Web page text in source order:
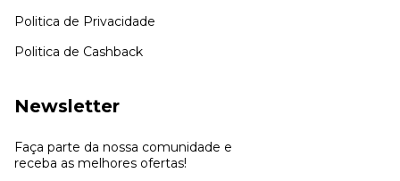
Politica de Privacidade
Politica de Cashback
Newsletter
Faça parte da nossa comunidade e
receba as melhores ofertas!